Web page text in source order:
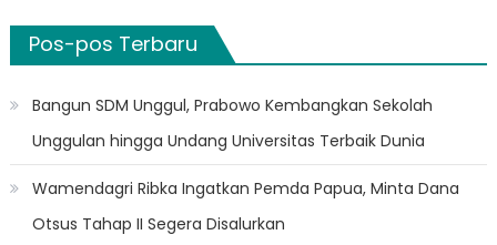
Pos-pos Terbaru
Bangun SDM Unggul, Prabowo Kembangkan Sekolah
Unggulan hingga Undang Universitas Terbaik Dunia
Wamendagri Ribka Ingatkan Pemda Papua, Minta Dana
Otsus Tahap II Segera Disalurkan